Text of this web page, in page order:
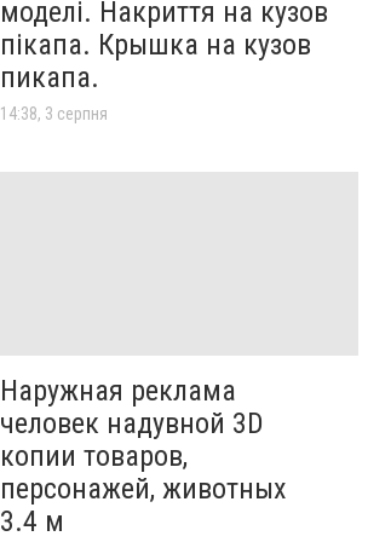
моделі. Накриття на кузов
пікапа. Крышка на кузов
пикапа.
14:38, 3 серпня
Наружная реклама
человек надувной 3D
копии товаров,
персонажей, животных
3.4 м